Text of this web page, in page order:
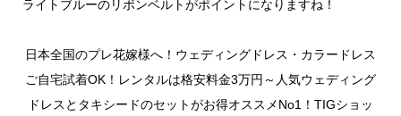
ライトブルーのリボンベルトがポイントになりますね！
日本全国のプレ花嫁様へ！ウェディングドレス・カラードレス
ご自宅試着OK！レンタルは格安料金3万円～人気ウェディング
ドレスとタキシードのセットがお得オススメNo1！TIGショッ